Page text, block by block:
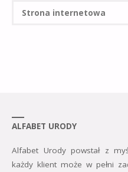
ALFABET URODY
Alfabet Urody powstał z
każdy klient może w pełni